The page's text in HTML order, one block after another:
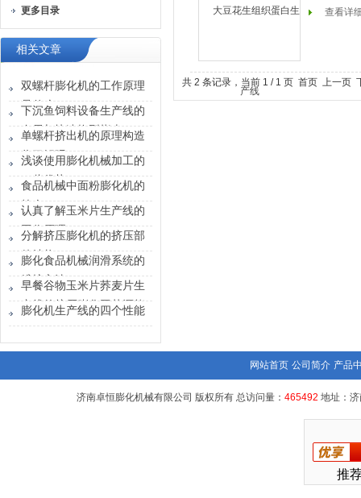
更多目录
相关文章
双螺杆膨化机的工作原理
是什么？
下沉鱼饲料设备生产线的
布局与快速换型指南
单螺杆挤出机的原理构造
你了解吗？
浅谈使用膨化机械加工的
一些优势
食品机械中面粉膨化机的
简介
认真了解玉米片生产线的
工作原理
分解挤压膨化机的挤压部
件结构
膨化食品机械润滑系统的
维护方法
早餐谷物玉米片荞麦片生
产线的挤压膨化工艺还能
用于榨油
膨化机生产线的四个性能
查看详
共 2 条记录，当前 1 / 1 页 首页 上一页
网站首页 公司简介 产品
济南卓恒膨化机械有限公司 版权所有 总访问量： 465492 地址：
推